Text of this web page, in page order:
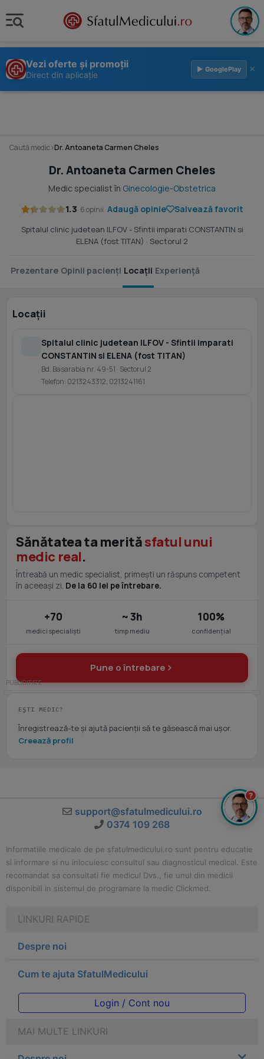
Vezi oferte și promoții
Direct din aplicație
▶ GooglePlay ×
Caută medic›Dr. Antoaneta Carmen Cheles
Dr. Antoaneta Carmen Cheles
Medic specialist în Ginecologie-Obstetrica
1.3· 6 opinii Adaugă opinie Salvează favorit
Spitalul clinic judetean ILFOV - Sfintii imparati CONSTANTIN si
ELENA (fost TITAN) · Sectorul 2
Prezentare Opinii pacienți Locații Experiență
Locații
Spitalul clinic judetean ILFOV - Sfintii imparati
CONSTANTIN si ELENA (fost TITAN)
Bd. Basarabia nr. 49-51 · Sectorul 2
Telefon: 0213243312, 0213241161
Sănătatea ta merităsfatul unui
medic real.
Întreabă un medic specialist, primești un răspuns competent
în aceeași zi. De la 60 lei pe întrebare.
+70
medici specialiști
~ 3h
timp mediu
100%
confidențial
Pune o întrebare
EȘTI MEDIC?
Înregistrează-te și ajută pacienții să te găsească mai ușor.
Creează profil
support@sfatulmedicului.ro
0374 109 268
Informatiile medicale de pe sfatulmedicului.ro sunt pentru educatie
si informare si nu inlocuiesc consultul sau diagnosticul medical. Este
recomandat sa consultati fie medicul Dvs., fie unul din medicii
disponibili in sistemul de programare la medic Clickmed.
LINKURI RAPIDE
Despre noi
Cum te ajuta SfatulMedicului
Login / Cont nou
MAI MULTE LINKURI
?